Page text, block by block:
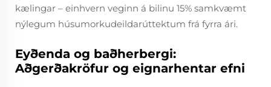
kælingar – einhvern veginn á bilinu 15% samkvæmt
nýlegum húsumorkudeildarúttektum frá fyrra ári.
Eyðenda og baðherbergi:
Aðgerðakröfur og eignarhentar efni